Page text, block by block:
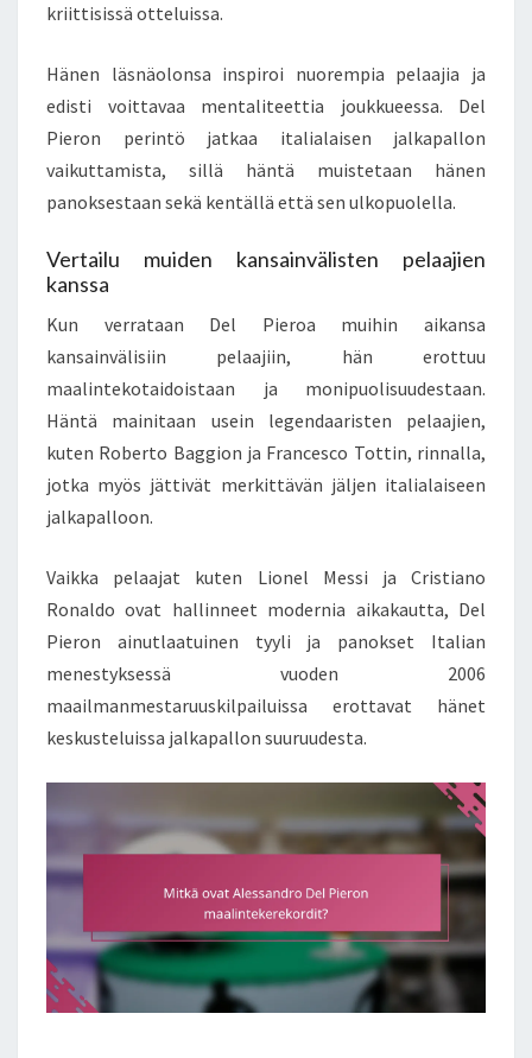
kriittisissä otteluissa.
Hänen läsnäolonsa inspiroi nuorempia pelaajia ja
edisti voittavaa mentaliteettia joukkueessa. Del
Pieron perintö jatkaa italialaisen jalkapallon
vaikuttamista, sillä häntä muistetaan hänen
panoksestaan sekä kentällä että sen ulkopuolella.
Vertailu muiden kansainvälisten pelaajien
kanssa
Kun verrataan Del Pieroa muihin aikansa
kansainvälisiin pelaajiin, hän erottuu
maalintekotaidoistaan ja monipuolisuudestaan.
Häntä mainitaan usein legendaaristen pelaajien,
kuten Roberto Baggion ja Francesco Tottin, rinnalla,
jotka myös jättivät merkittävän jäljen italialaiseen
jalkapalloon.
Vaikka pelaajat kuten Lionel Messi ja Cristiano
Ronaldo ovat hallinneet modernia aikakautta, Del
Pieron ainutlaatuinen tyyli ja panokset Italian
menestyksessä vuoden 2006
maailmanmestaruuskilpailuissa erottavat hänet
keskusteluissa jalkapallon suuruudesta.